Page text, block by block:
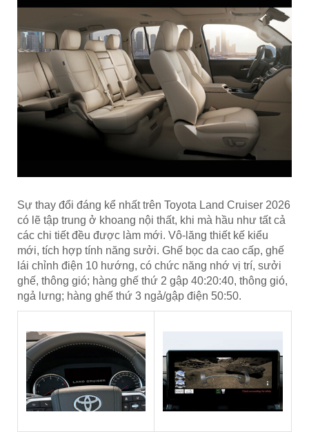
Sự thay đổi đáng kể nhất trên Toyota Land Cruiser 2026
có lẽ tập trung ở khoang nội thất, khi mà hầu như tất cả
các chi tiết đều được làm mới. Vô-lăng thiết kế kiểu
mới, tích hợp tính năng sưởi. Ghế bọc da cao cấp, ghế
lái chỉnh điện 10 hướng, có chức năng nhớ vị trí, sưởi
ghế, thông gió; hàng ghế thứ 2 gập 40:20:40, thông gió,
ngả lưng; hàng ghế thứ 3 ngả/gập điện 50:50.